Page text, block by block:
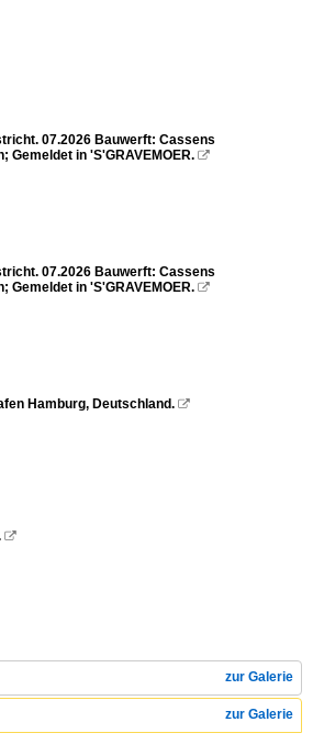
07.2026 Bauwerft: Cassens
Gemeldet in 'S'GRAVEMOER. 
07.2026 Bauwerft: Cassens
Gemeldet in 'S'GRAVEMOER. 
Hamburg, Deutschland. 

zur Galerie
zur Galerie